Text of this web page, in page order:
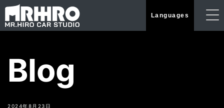
Blog
2024年8月23日
Languages